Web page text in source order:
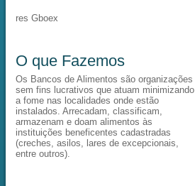
res Gboex
O que Fazemos
Os Bancos de Alimentos são organizações
sem fins lucrativos que atuam minimizando
a fome nas localidades onde estão
instalados. Arrecadam, classificam,
armazenam e doam alimentos às
instituições beneficentes cadastradas
(creches, asilos, lares de excepcionais,
entre outros).